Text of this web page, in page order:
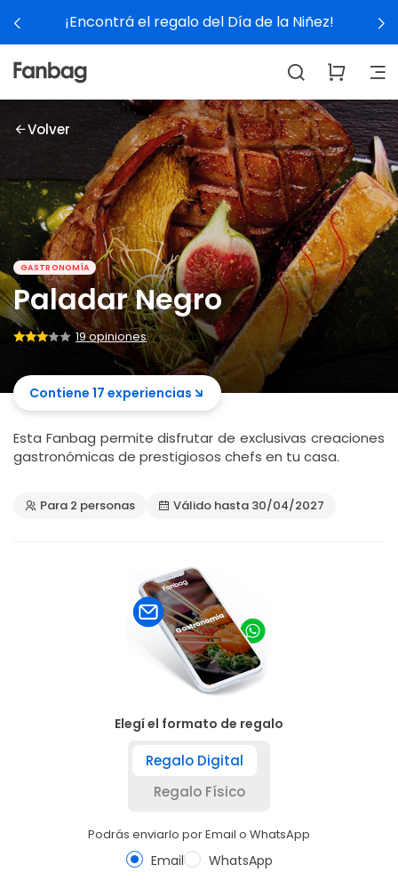
¡Encontrá el regalo del Día de la Niñez!
Volver
GASTRONOMÍA
Paladar Negro
19 opiniones
Contiene 17 experiencias
Esta Fanbag permite disfrutar de exclusivas creaciones
gastronómicas de prestigiosos chefs en tu casa.
Para 2 personas Válido hasta 30/04/2027
Elegí el formato de regalo
Regalo Digital
Regalo Físico
Podrás enviarlo por Email o WhatsApp
Email WhatsApp